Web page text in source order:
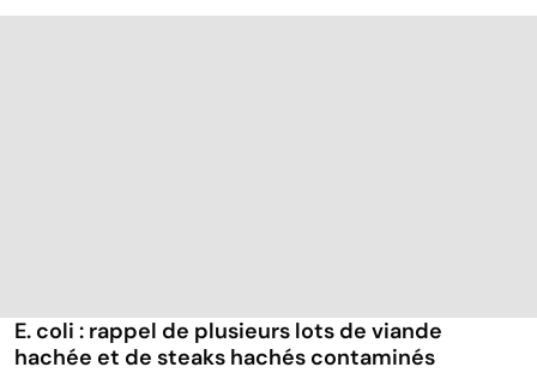
E. coli : rappel de plusieurs lots de viande
hachée et de steaks hachés contaminés